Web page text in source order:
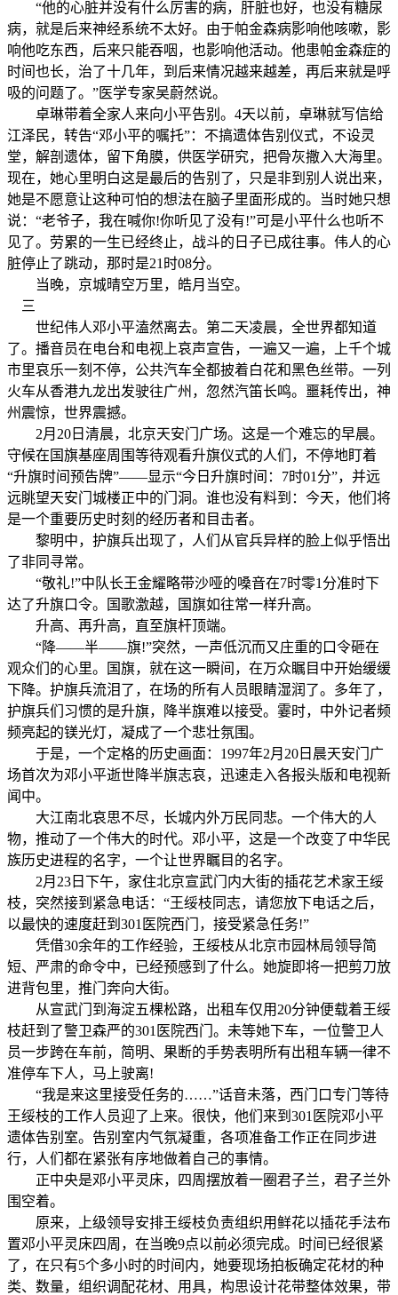
“他的心脏并没有什么厉害的病，肝脏也好，也没有糖尿
病，就是后来神经系统不太好。由于帕金森病影响他咳嗽，影
响他吃东西，后来只能吞咽，也影响他活动。他患帕金森症的
时间也长，治了十几年，到后来情况越来越差，再后来就是呼
吸的问题了。”医学专家吴蔚然说。
卓琳带着全家人来向小平告别。4天以前，卓琳就写信给
江泽民，转告“邓小平的嘱托”：不搞遗体告别仪式，不设灵
堂，解剖遗体，留下角膜，供医学研究，把骨灰撒入大海里。
现在，她心里明白这是最后的告别了，只是非到别人说出来，
她是不愿意让这种可怕的想法在脑子里面形成的。当时她只想
说：“老爷子，我在喊你!你听见了没有!”可是小平什么也听不
见了。劳累的一生已经终止，战斗的日子已成往事。伟人的心
脏停止了跳动，那时是21时08分。
当晚，京城晴空万里，皓月当空。
三
世纪伟人邓小平溘然离去。第二天凌晨，全世界都知道
了。播音员在电台和电视上哀声宣告，一遍又一遍，上千个城
市里哀乐一刻不停，公共汽车全都披着白花和黑色丝带。一列
火车从香港九龙出发驶往广州，忽然汽笛长鸣。噩耗传出，神
州震惊，世界震撼。
2月20日清晨，北京天安门广场。这是一个难忘的早晨。
守候在国旗基座周围等待观看升旗仪式的人们，不停地盯着
“升旗时间预告牌”——显示“今日升旗时间：7时01分”，并远
远眺望天安门城楼正中的门洞。谁也没有料到：今天，他们将
是一个重要历史时刻的经历者和目击者。
黎明中，护旗兵出现了，人们从官兵异样的脸上似乎悟出
了非同寻常。
“敬礼!”中队长王金耀略带沙哑的嗓音在7时零1分准时下
达了升旗口令。国歌激越，国旗如往常一样升高。
升高、再升高，直至旗杆顶端。
“降——半——旗!”突然，一声低沉而又庄重的口令砸在
观众们的心里。国旗，就在这一瞬间，在万众瞩目中开始缓缓
下降。护旗兵流泪了，在场的所有人员眼睛湿润了。多年了，
护旗兵们习惯的是升旗，降半旗难以接受。霎时，中外记者频
频亮起的镁光灯，凝成了一个悲壮氛围。
于是，一个定格的历史画面：1997年2月20日晨天安门广
场首次为邓小平逝世降半旗志哀，迅速走入各报头版和电视新
闻中。
大江南北哀思不尽，长城内外万民同悲。一个伟大的人
物，推动了一个伟大的时代。邓小平，这是一个改变了中华民
族历史进程的名字，一个让世界瞩目的名字。
2月23日下午，家住北京宣武门内大街的插花艺术家王绥
枝，突然接到紧急电话：“王绥枝同志，请您放下电话之后，
以最快的速度赶到301医院西门，接受紧急任务!”
凭借30余年的工作经验，王绥枝从北京市园林局领导简
短、严肃的命令中，已经预感到了什么。她旋即将一把剪刀放
进背包里，推门奔向大街。
从宣武门到海淀五棵松路，出租车仅用20分钟便载着王绥
枝赶到了警卫森严的301医院西门。未等她下车，一位警卫人
员一步跨在车前，简明、果断的手势表明所有出租车辆一律不
准停车下人，马上驶离!
“我是来这里接受任务的……”话音未落，西门口专门等待
王绥枝的工作人员迎了上来。很快，他们来到301医院邓小平
遗体告别室。告别室内气氛凝重，各项准备工作正在同步进
行，人们都在紧张有序地做着自己的事情。
正中央是邓小平灵床，四周摆放着一圈君子兰，君子兰外
围空着。
原来，上级领导安排王绥枝负责组织用鲜花以插花手法布
置邓小平灵床四周，在当晚9点以前必须完成。时间已经很紧
了，在只有5个多小时的时间内，她要现场拍板确定花材的种
类、数量，组织调配花材、用具，构思设计花带整体效果，带